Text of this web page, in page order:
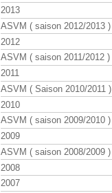
2013
ASVM ( saison 2012/2013 )
2012
ASVM ( saison 2011/2012 )
2011
ASVM ( Saison 2010/2011 )
2010
ASVM ( saison 2009/2010 )
2009
ASVM ( saison 2008/2009 )
2008
2007